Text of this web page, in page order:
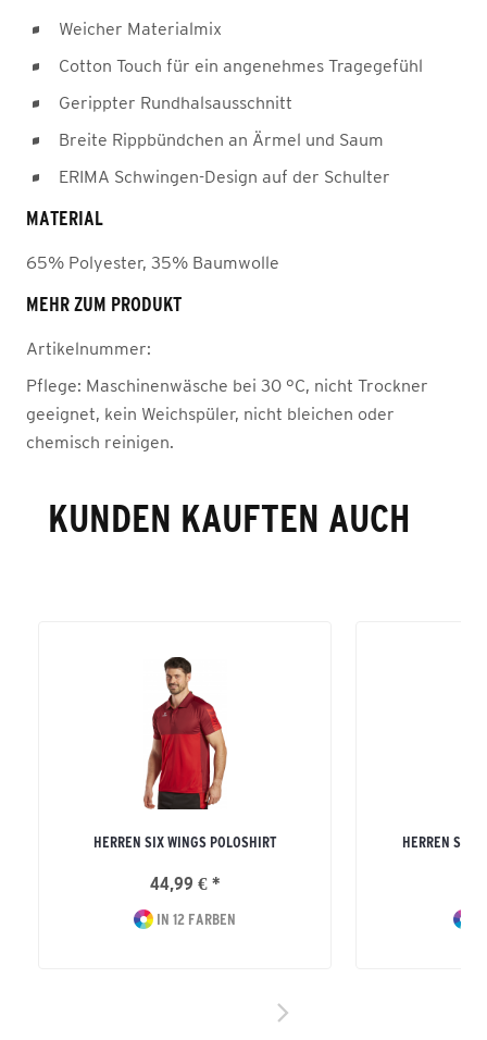
Weicher Materialmix
Cotton Touch für ein angenehmes Tragegefühl
Gerippter Rundhalsausschnitt
Breite Rippbündchen an Ärmel und Saum
ERIMA Schwingen-Design auf der Schulter
MATERIAL
65% Polyester, 35% Baumwolle
MEHR ZUM PRODUKT
Artikelnummer:
Pflege: Maschinenwäsche bei 30 °C, nicht Trockner
geeignet, kein Weichspüler, nicht bleichen oder
chemisch reinigen.
KUNDEN KAUFTEN AUCH
HERREN SIX WINGS POLOSHIRT
44,99 € *
IN 12 FARBEN
HERREN SIX